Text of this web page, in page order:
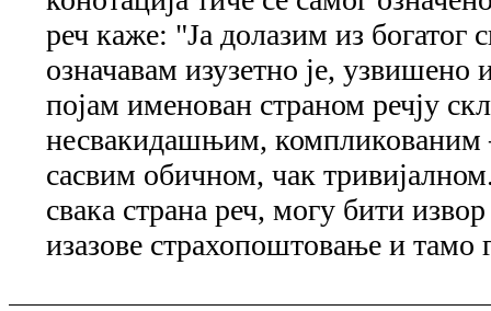
реч каже: "Ја долазим из
означавам изузетно је,
појам именован страном речју
несвакидашњим, компликованим
сасвим обичном, чак
свака страна реч, могу бити
изазове страхопоштовање и тамо